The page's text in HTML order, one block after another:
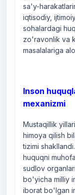
sa'y-
iqtisodiy,
sohalardagi
zo'ravonlik va
masalalariga
Inson
mexanizmi
Mustaqillik
himoya qilish
tizimi
huquqni
sudlov
bo'yicha milliy
iborat bo'lgan